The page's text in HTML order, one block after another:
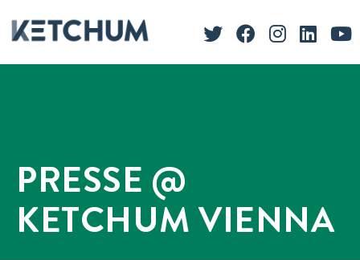
PRESSE @
KETCHUM VIENNA